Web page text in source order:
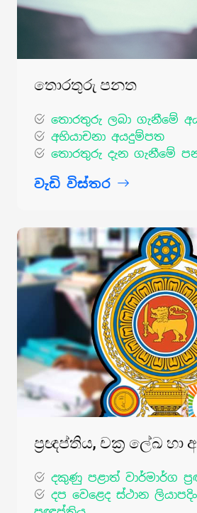
තොරතුරු පනත
තොරතුරු ලබා ගැනීමේ
අභියාචනා අයදුම්පත
තොරතුරු දැන ගැනීමේ
වැඩි විස්තර
ප්‍රඥප්තිය, චක්‍ර ලේඛ
දකුණු පළාත් වාර්මාර්ග
දප වෙළෙද ස්ථාන